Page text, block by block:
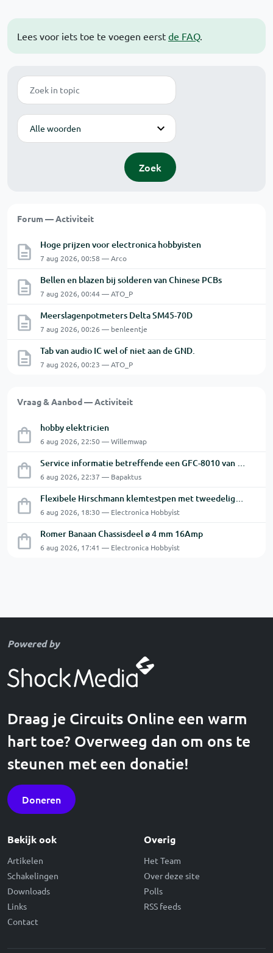
Lees voor iets toe te voegen eerst de FAQ.
Zoek
Modus
Zoek
Forum — Activiteit
Hoge prijzen voor electronica hobbyisten
7 aug 2026, 00:58 — Arco
Bellen en blazen bij solderen van Chinese PCBs
7 aug 2026, 00:44 — ATO_P
Meerslagenpotmeters Delta SM45-70D
7 aug 2026, 00:26 — benleentje
Tab van audio IC wel of niet aan de GND.
7 aug 2026, 00:23 — ATO_P
Vraag & Aanbod — Activiteit
hobby elektricien
6 aug 2026, 22:50 — Willemwap
Service informatie betreffende een GFC-8010 van GW
6 aug 2026, 22:37 — Bapaktus
Flexibele Hirschmann klemtestpen met tweedelige klem.
6 aug 2026, 18:30 — Electronica Hobbyist
Romer Banaan Chassisdeel ø 4 mm 16Amp
6 aug 2026, 17:41 — Electronica Hobbyist
Powered by
Draag je Circuits Online een warm
hart toe? Overweeg dan om ons te
steunen met een donatie!
Doneren
Bekijk ook
Artikelen
Schakelingen
Downloads
Links
Contact
Overig
Het Team
Over deze site
Polls
RSS feeds